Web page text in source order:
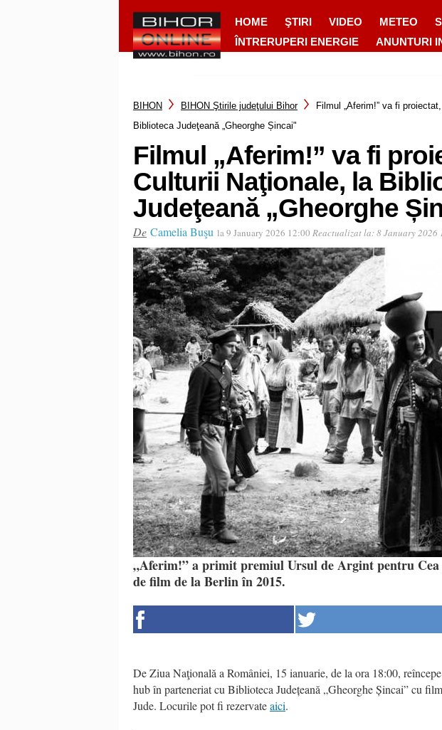
HOME ŞTIRI VIDEO METEO
ÎNTRERUPERI ENERGIE
ANUNTURI
BIHON BIHON Ştirile judeţului Bihor
Filmul „Aferim!” va fi
Biblioteca Judeţeană „Gheorghe Șincai"
Filmul „Aferim!” va fi
Culturii Naţionale, la
Judeţeană „Gheorghe
De Camelia Buşu la 9 January 2026 12:00 Reactualizat la:8 January 2026
„Aferim!” a primit premiul Ursul de Argint pentru
de film de la Berlin în 2015.
De Ziua Naţională a României, 15 ianuarie, de la ora 18:00,
hub în parteneriat cu Biblioteca Județeană „Gheorghe Șincai” cu
Jude. Locurile pot fi rezervateaici.